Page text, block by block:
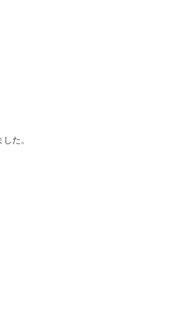
た。